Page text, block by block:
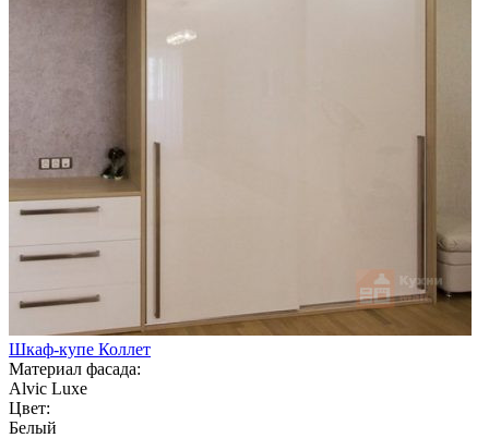
Шкаф-купе Коллет
Материал фасада:
Alvic Luxe
Цвет:
Белый